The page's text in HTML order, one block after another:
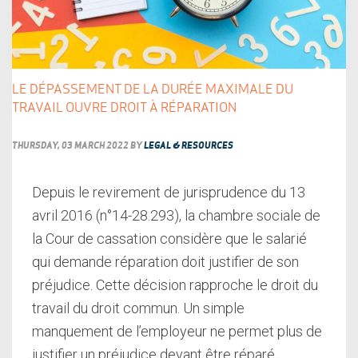
LE DÉPASSEMENT DE LA DURÉE MAXIMALE DU
TRAVAIL OUVRE DROIT À RÉPARATION
THURSDAY, 03 MARCH 2022BY LEGAL & RESOURCES
Depuis le revirement de jurisprudence du 13
avril 2016 (n°14-28.293), la chambre sociale de
la Cour de cassation considère que le salarié
qui demande réparation doit justifier de son
préjudice. Cette décision rapproche le droit du
travail du droit commun. Un simple
manquement de l’employeur ne permet plus de
justifier un préjudice devant être réparé.